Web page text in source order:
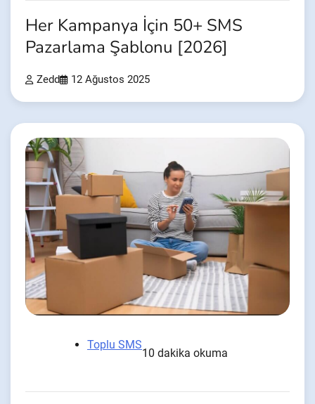
Her Kampanya İçin 50+ SMS
Pazarlama Şablonu [2026]
Zedd 12 Ağustos 2025
Toplu SMS
10 dakika okuma